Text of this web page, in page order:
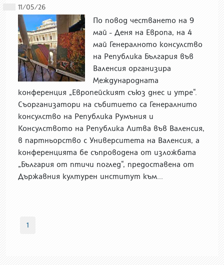
11/05/26
По повод честването на 9
май - Деня на Европа, на 4
май Генералното консулство
на Република България във
Валенсия организира
Международната
конференция „Европейският съюз днес и утре“.
Съорганизатори на събитието са Генералнито
консулство на Република Румъния и
Консулството на Република Литва във Валенсия,
в партньорство с Университета на Валенсия, а
конференцията бе съпроводена от изложбата
„България от птичи поглед“, предоставена от
Държавния културен институт към...
1